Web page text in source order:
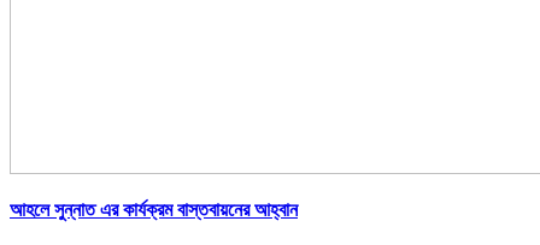
আহলে সুন্নাত এর কার্যক্রম বাস্তবায়নের আহ্বান